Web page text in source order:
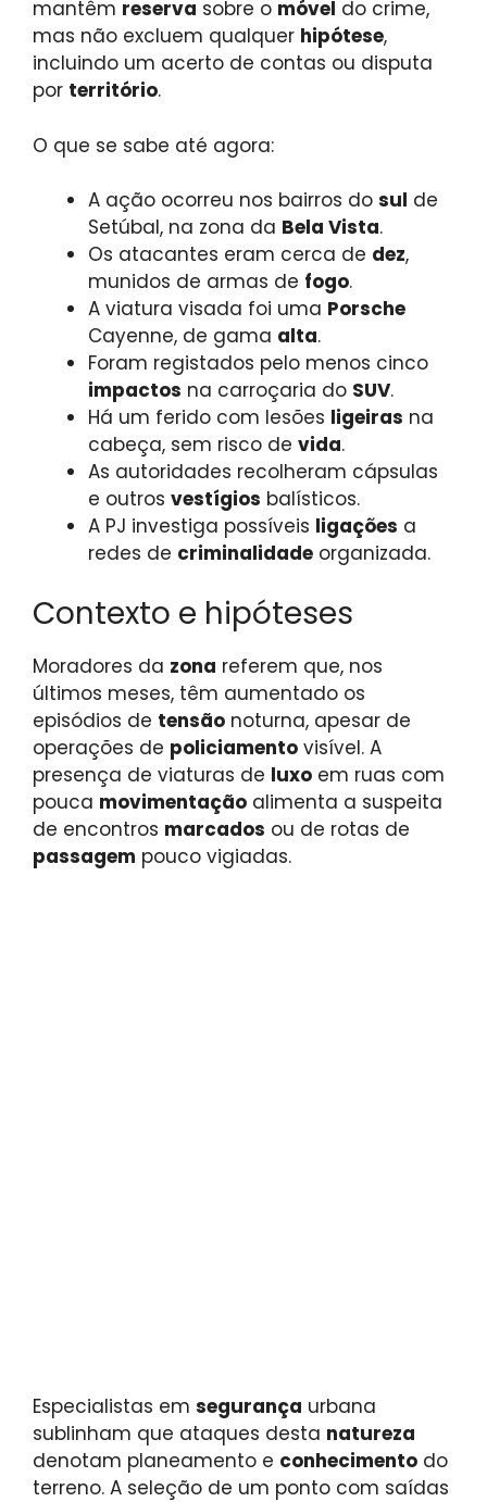
mantêm reserva sobre o móvel do crime,
mas não excluem qualquer hipótese,
incluindo um acerto de contas ou disputa
por território.
O que se sabe até agora:
A ação ocorreu nos bairros do sul de
Setúbal, na zona da Bela Vista.
Os atacantes eram cerca de dez,
munidos de armas de fogo.
A viatura visada foi uma Porsche
Cayenne, de gama alta.
Foram registados pelo menos cinco
impactos na carroçaria do SUV.
Há um ferido com lesões ligeiras na
cabeça, sem risco de vida.
As autoridades recolheram cápsulas
e outros vestígios balísticos.
A PJ investiga possíveis ligações a
redes de criminalidade organizada.
Contexto e hipóteses
Moradores da zona referem que, nos
últimos meses, têm aumentado os
episódios de tensão noturna, apesar de
operações de policiamento visível. A
presença de viaturas de luxo em ruas com
pouca movimentação alimenta a suspeita
de encontros marcados ou de rotas de
passagem pouco vigiadas.
Especialistas em segurança urbana
sublinham que ataques desta natureza
denotam planeamento e conhecimento do
terreno. A seleção de um ponto com saídas